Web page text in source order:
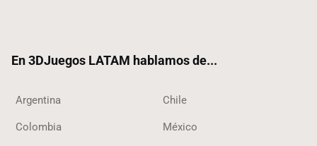
En 3DJuegos LATAM hablamos de...
Argentina Chile
Colombia México